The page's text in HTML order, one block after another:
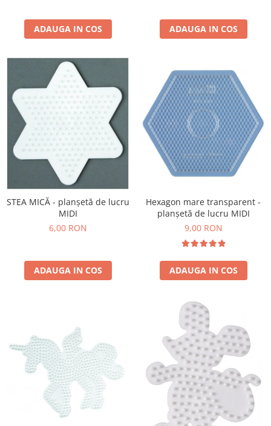
ADAUGA IN COS ADAUGA IN COS
STEA MICĂ - planșetă de lucru
MIDI
6,00 RON
ADAUGA IN COS
Hexagon mare transparent -
planșetă de lucru MIDI
9,00 RON
ADAUGA IN COS